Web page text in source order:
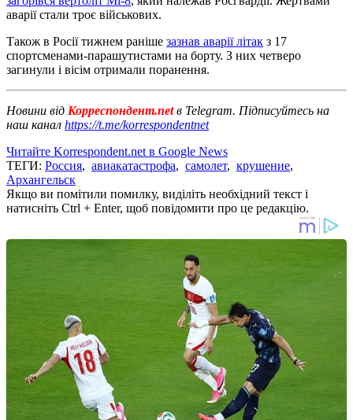
аварії стали троє військових.
Також в Росії тижнем раніше зазнав аварії літак з 17
спортсменами-парашутистами на борту. З них четверо
загинули і вісім отримали поранення.
Новини від Корреспондент.netв Telegram. Підписуйтесь на
наш канал https://t.me/korrespondentnet
Читайте Korrespondent.net в Google News
ТЕГИ: Россия, авиакатастрофа, самолет, крушение,
Архангельск
Якщо ви помітили помилку, виділіть необхідний текст і
натисніть Ctrl + Enter, щоб повідомити про це редакцію.